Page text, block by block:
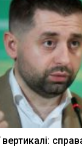
вертикалі: